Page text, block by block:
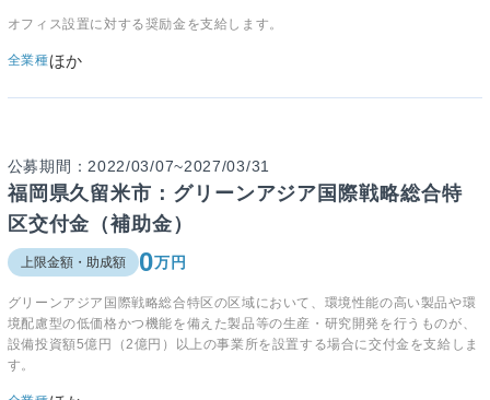
オフィス設置に対する奨励金を支給します。
全業種ほか
公募期間：2022/03/07~2027/03/31
福岡県久留米市：グリーンアジア国際戦略総合特
区交付金（補助金）
上限金額・助成額 0万円
グリーンアジア国際戦略総合特区の区域において、環境性能の高い製品や環
境配慮型の低価格かつ機能を備えた製品等の生産・研究開発を行うものが、
設備投資額5億円（2億円）以上の事業所を設置する場合に交付金を支給しま
す。